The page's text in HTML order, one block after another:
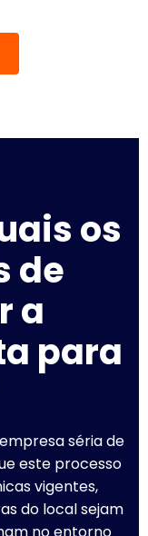
os
de
a
para
séria de
este processo
vigentes,
do local sejam
no entorno